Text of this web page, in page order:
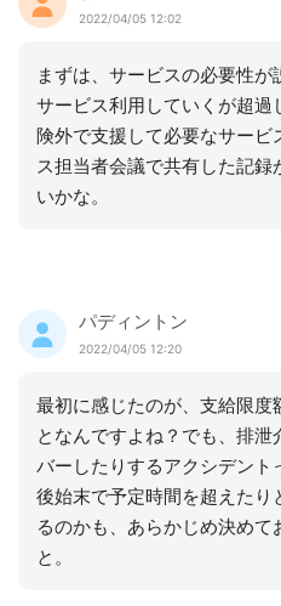
2022/04/05 12:02
まずは、サービスの必要性が
サービス利用していくが超
険外で支援して必要なサー
ス担当者会議で共有した記
いかな。
パディントン
2022/04/05 12:20
最初に感じたのが、支給限度
となんですよね？でも、排
バーしたりするアクシデン
後始末で予定時間を超えたり
るのかも、あらかじめ決めて
と。